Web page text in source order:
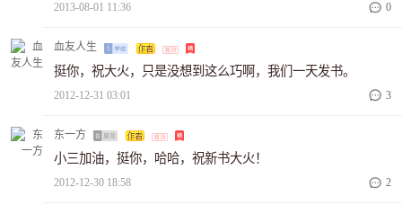
2013-08-01 11:36 0
血友人生
挺你，祝大火，只是没想到这么巧啊，我们一天发书。
2012-12-31 03:01 3
东一方
小三加油，挺你，哈哈，祝新书大火！
2012-12-30 18:58 2